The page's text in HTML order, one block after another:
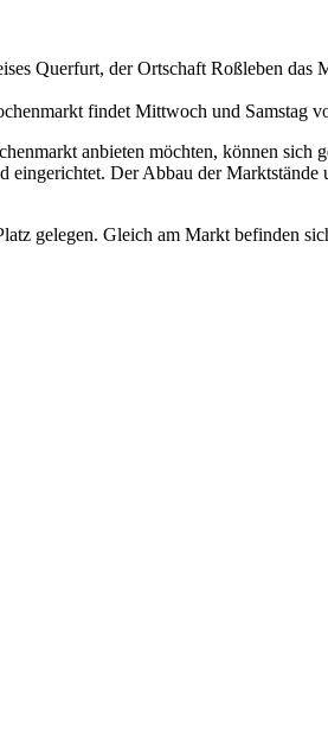
Querfurt, der Ortschaft Roßleben das
findet Mittwoch und Samstag
anbieten möchten, können
Der Abbau der
gelegen. Gleich am Markt befinden